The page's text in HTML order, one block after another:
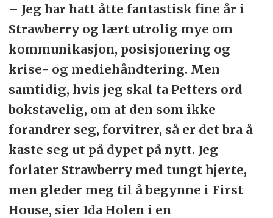
– Jeg har hatt åtte fantastisk fine år i
Strawberry og lært utrolig mye om
kommunikasjon, posisjonering og
krise- og mediehåndtering. Men
samtidig, hvis jeg skal ta Petters ord
bokstavelig, om at den som ikke
forandrer seg, forvitrer, så er det bra å
kaste seg ut på dypet på nytt. Jeg
forlater Strawberry med tungt hjerte,
men gleder meg til å begynne i First
House, sier Ida Holen i en